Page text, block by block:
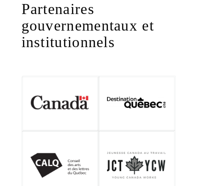
Partenaires
gouvernementaux et
institutionnels